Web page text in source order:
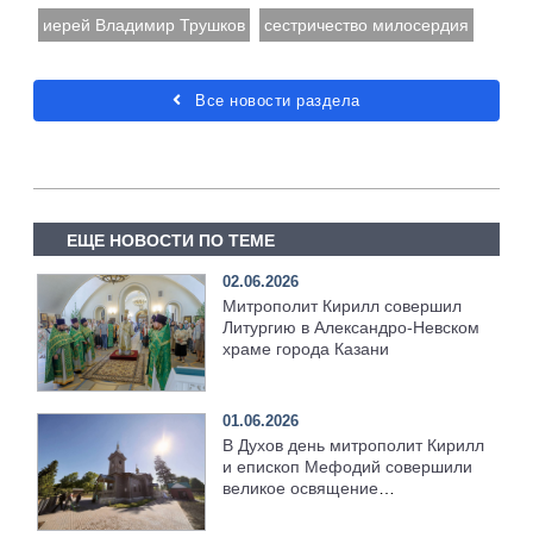
иерей Владимир Трушков сестричество милосердия
Все новости раздела
ЕЩЕ НОВОСТИ ПО ТЕМЕ
02.06.2026
Митрополит Кирилл совершил
Литургию в Александро-Невском
храме города Казани
01.06.2026
В Духов день митрополит Кирилл
и епископ Мефодий совершили
великое освящение